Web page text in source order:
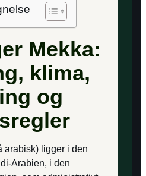
Mekka:
klima,
og
arabisk) ligger i den
Arabien, i den